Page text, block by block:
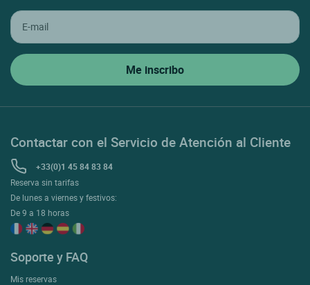
Contactar con el Servicio de Atención al Cliente
+33(0)1 45 84 83 84
Reserva sin tarifas
De lunes a viernes y festivos:
De 9 a 18 horas
Soporte y FAQ
Mis reservas